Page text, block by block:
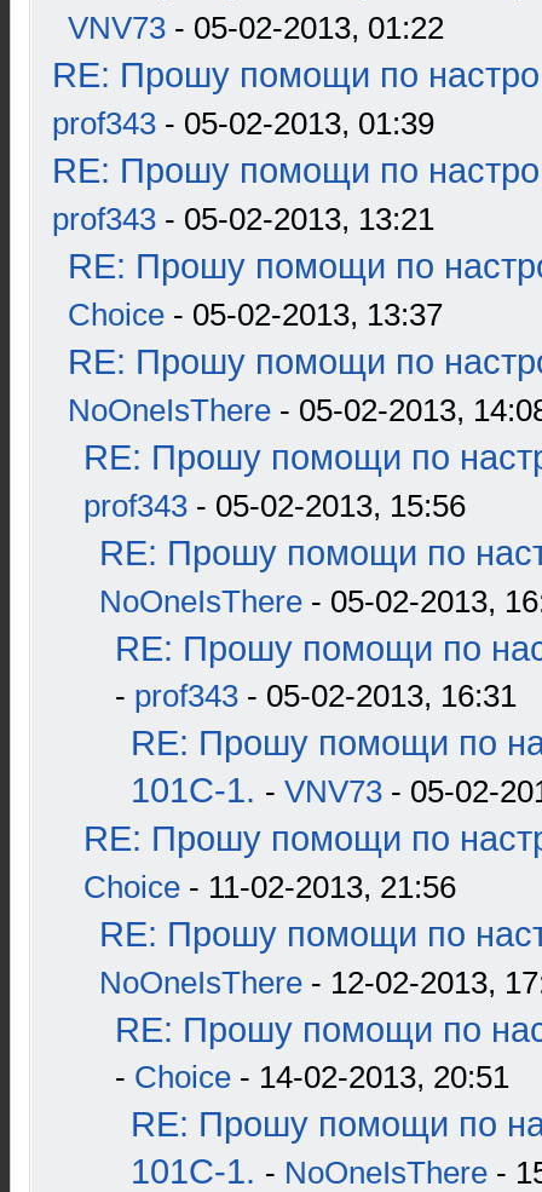
VNV73 - 05-02-2013, 01:22
RE: Прошу помощи по
prof343 - 05-02-2013, 01:39
RE: Прошу помощи по
prof343 - 05-02-2013, 13:21
RE: Прошу помощи по
Choice - 05-02-2013, 13:37
RE: Прошу помощи по
NoOneIsThere - 05-02-2013,
RE: Прошу помощи по
prof343 - 05-02-2013, 15:56
RE: Прошу помощи по
NoOneIsThere - 05-02-2013,
RE: Прошу помощи по
- prof343 - 05-02-2013, 16:31
RE: Прошу помощи по
101С-1. - VNV73 - 05-02-
RE: Прошу помощи по
Choice - 11-02-2013, 21:56
RE: Прошу помощи по
NoOneIsThere - 12-02-2013,
RE: Прошу помощи по
- Choice - 14-02-2013, 20:51
RE: Прошу помощи по
101С-1. - NoOneIsThere -